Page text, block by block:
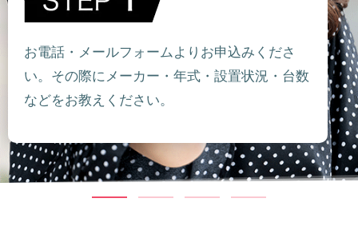
お電話・メールフォームよりお申込みくださ
い。その際にメーカー・年式・設置状況・台数
などをお教えください。